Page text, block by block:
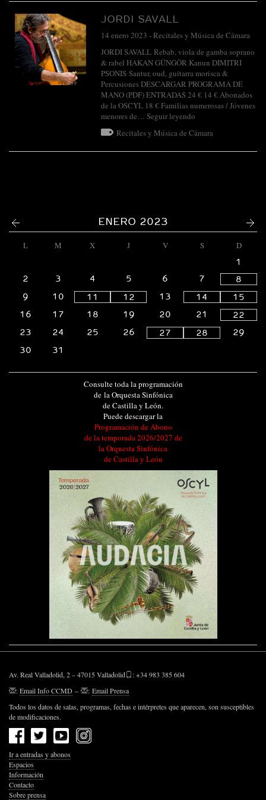
JORDI SAVALL
14 enero 2023 -Recitales y Música de Cámara
JORDI SAVALL Rebab, viola de gamba soprano
& rabel HAKAN GÜNGÖR Kanun DIMITRI
PSONIS Santur, oud, guitarra morisca &
Percusiones DESCARGAR PROGRAMA DE
MANO (PDF) ENTRADAS 24 € 14 € Abonados
de la OSCYL 18 € Familias numerosas / Jóvenes
menores de… Seguir leyendo
Recitales y Música de Cámara
ENERO 2023
L M X J V S
D
1
2
3 4 5 6 7
8
9
10 11 12 13 14
15
16
17 18 19 20 21
22
23
24 25 26 27 28
29
30
31
Consulte toda la programación
de la Orquesta Sinfónica
de Castilla y León.
Puede descargar la
Programación de Abono
de la temporada 2026/2027 de
la Orquesta Sinfónica
de Castilla y León
Av. Real Valladolid, 2 – 47015 Valladolid
: +34 983 385 604
:Email Info CCMD – : Email Prensa
Todos los datos de salas, programas, fechas e intérpretes que aparecen, son susceptibles
de modificaciones.
Ir a entradas y abonos
Espacios
Información
Contacto
Sobre prensa